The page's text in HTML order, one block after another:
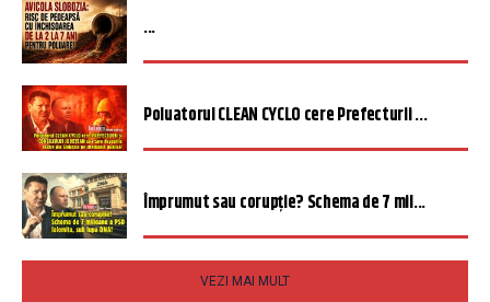
...
Poluatorul CLEAN CYCLO cere Prefecturii ...
Împrumut sau corupție? Schema de 7 mil...
VEZI MAI MULT